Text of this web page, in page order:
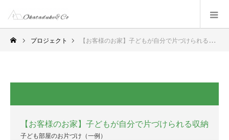
プロジェクト 【お客様のお家】子どもが自分で片づけられる収納
【お客様のお家】子どもが自分で片づけられる収納
子ども部屋のお片づけ（一例）